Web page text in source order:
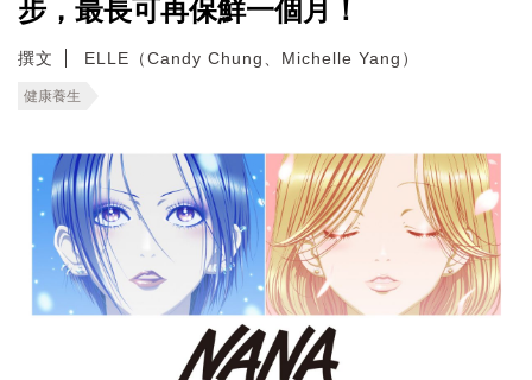
步，最長可再保鮮一個月！
撰文 ELLE（Candy Chung、Michelle Yang）
健康養生